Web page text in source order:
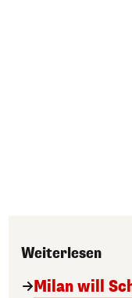
Weiterlesen
Milan will